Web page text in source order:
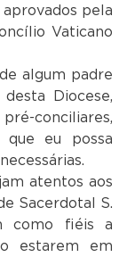
pela
Vaticano
algum padre
Diocese,
conciliares,
que eu possa
atentos aos
Sacerdotal S.
como fiéis a
estarem em